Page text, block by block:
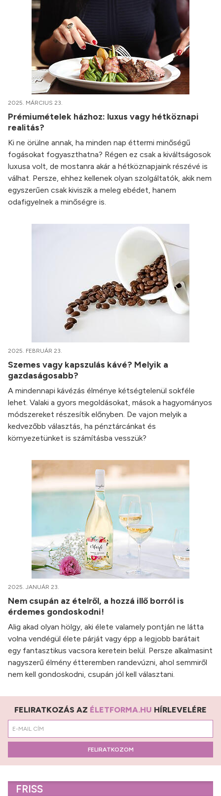
2025. MÁRCIUS 23.
Prémiumételek házhoz: luxus vagy hétköznapi
realitás?
Ki ne örülne annak, ha minden nap éttermi minőségű
fogásokat fogyaszthatna? Régen ez csak a kiváltságosok
luxusa volt, de mostanra akár a hétköznapjaink részévé is
válhat. Persze, ehhez kellenek olyan szolgáltatók, akik nem
egyszerűen csak kiviszik a meleg ebédet, hanem
odafigyelnek a minőségre is.
2025. FEBRUÁR 23.
Szemes vagy kapszulás kávé? Melyik a
gazdaságosabb?
A mindennapi kávézás élménye kétségtelenül sokféle
lehet. Valaki a gyors megoldásokat, mások a hagyományos
módszereket részesítik előnyben. De vajon melyik a
kedvezőbb választás, ha pénztárcánkat és
környezetünket is számításba vesszük?
2025. JANUÁR 23.
Nem csupán az ételről, a hozzá illő borról is
érdemes gondoskodni!
Alig akad olyan hölgy, aki élete valamely pontján ne látta
volna vendégül élete párját vagy épp a legjobb barátait
egy fantasztikus vacsora keretein belül. Persze alkalmasint
nagyszerű élmény étteremben randevúzni, ahol semmiről
nem kell gondoskodni, csupán jól kell választani.
FELIRATKOZÁS AZ ÉLETFORMA.HU HÍRLEVELÉRE
FELIRATKOZOM
FRISS